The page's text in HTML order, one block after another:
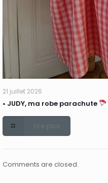
21 juillet 2026
• JUDY, ma robe parachute
Lire plus
Comments are closed.